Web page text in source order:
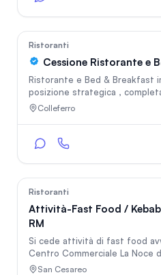
di 70 metri quadri con deors
metri esterni.
Ristoranti
Cessione Ristorante e
Ristorante e Bed & Breakfast
posizione strategica ,
silenziosa. Due sale interne,
indipendente. Contratto
Colleferro
Ristoranti
Attività-Fast Food /
RM
Si cede attività di fast food
Centro Commerciale La Noce
posizione strategica ad alto
San Cesareo